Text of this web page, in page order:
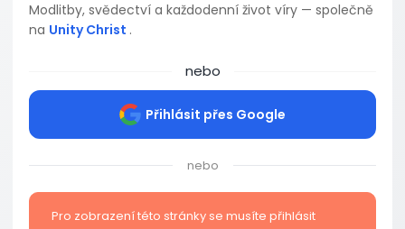
Modlitby, svědectví a každodenní život víry — společně
na Unity Christ .
nebo
Přihlásit přes Google
nebo
Pro zobrazení této stránky se musíte přihlásit